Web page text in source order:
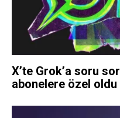
X’te Grok’a soru
abonelere özel oldu